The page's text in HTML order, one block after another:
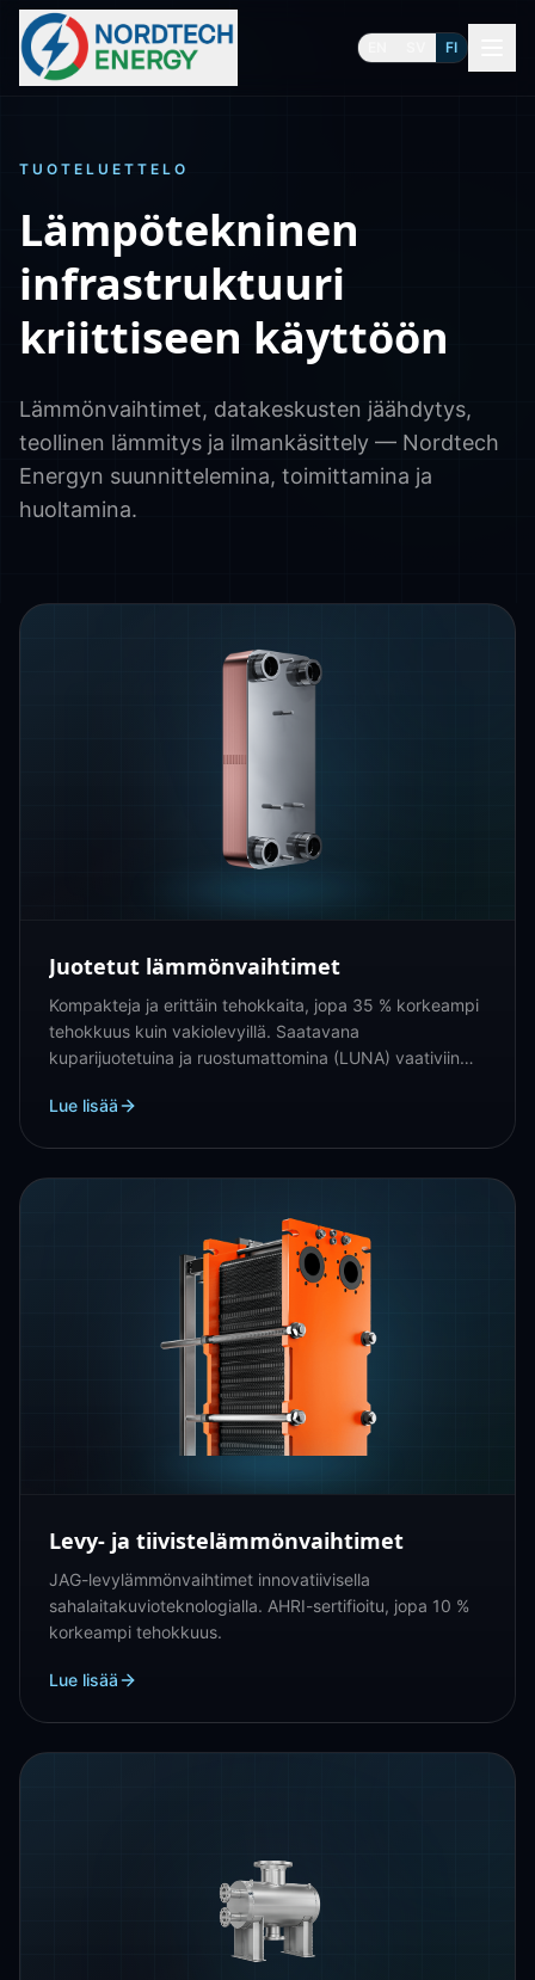
FI
TUOTELUETTELO
Lämpötekninen
infrastruktuuri
kriittiseen käyttöön
Lämmönvaihtimet, datakeskusten jäähdytys,
teollinen lämmitys ja ilmankäsittely — Nordtech
Energyn suunnittelemina, toimittamina ja
huoltamina.
Juotetut lämmönvaihtimet
Kompakteja ja erittäin tehokkaita, jopa 35 % korkeampi
tehokkuus kuin vakiolevyillä. Saatavana
kuparijuotetuina ja ruostumattomina (LUNA) vaativiin
Lue lisää
Levy- ja tiivistelämmönvaihtimet
JAG-levylämmönvaihtimet innovatiivisella
sahalaitakuvioteknologialla. AHRI-sertifioitu, jopa 10 %
korkeampi tehokkuus.
Lue lisää